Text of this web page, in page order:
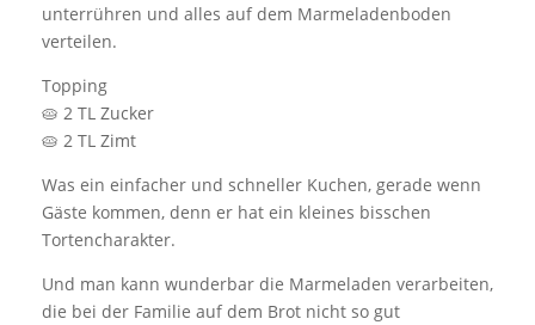
unterrühren und alles auf dem Marmeladenboden
verteilen.
Topping
🥧 2 TL Zucker
🥧 2 TL Zimt
Was ein einfacher und schneller Kuchen, gerade wenn
Gäste kommen, denn er hat ein kleines bisschen
Tortencharakter.
Und man kann wunderbar die Marmeladen verarbeiten,
die bei der Familie auf dem Brot nicht so gut